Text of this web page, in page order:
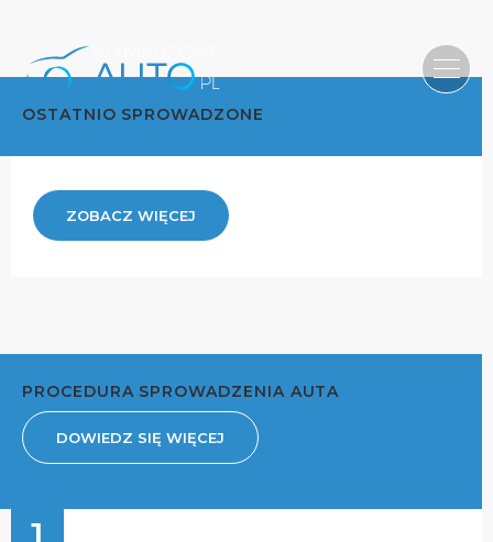
OSTATNIO SPROWADZONE
ZOBACZ WIĘCEJ
PROCEDURA SPROWADZENIA AUTA
DOWIEDZ SIĘ WIĘCEJ